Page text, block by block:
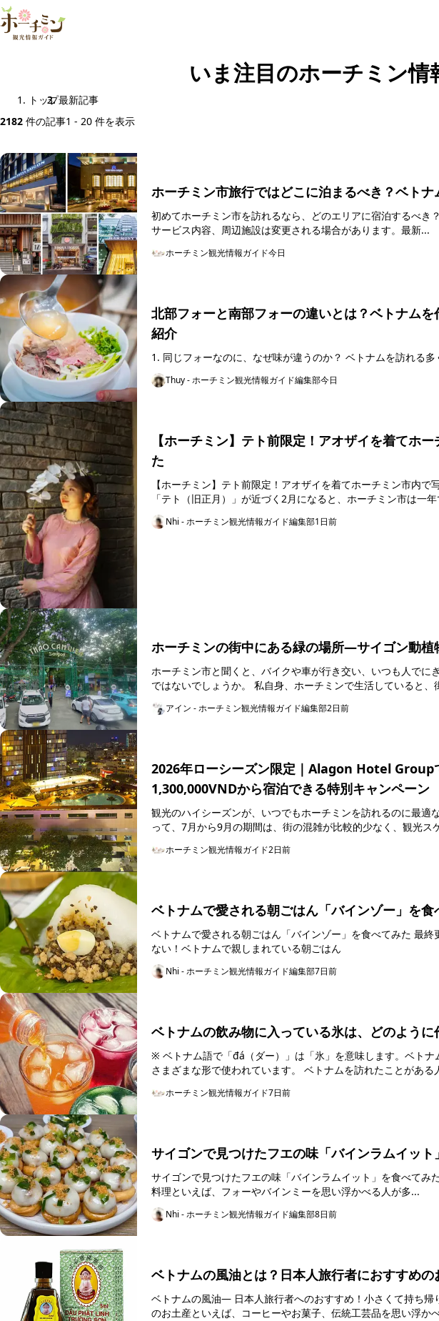
いま注目のホーチミン情
トップ最新記事
2182 件の記事1 - 20 件を表示
ホーチミン市旅行ではどこに泊まるべき？ベト
初めてホーチミン市を訪れるなら、どのエリアに宿泊するべき？ ※情報更新日：2026年8月 ホテル料金や
サービス内容、周辺施設は変更される場合があります。最新...
ホーチミン観光情報ガイド今日
北部フォーと南部フォーの違いとは？ベトナム
紹介
1. 同じフォーなのに、なぜ味が違
Thuy - ホーチミン観光情報ガイド編集部今日
【ホーチミン】テト前限定！アオザイを着てホ
た
【ホーチミン】テト前限定！アオザイを着てホーチミン市内で写真撮影をして
「テト（旧正月）」が近づく2月になると、ホーチミン市は一
ちこちに...
Nhi - ホーチミン観光情報ガイド編集部1日前
ホーチミンの街中にある緑の場所―サイゴン動植
ホーチミン市と聞くと、バイクや車が行き交い、いつも人でに
ではないでしょうか。 私自身、ホーチミンで生活
アイン - ホーチミン観光情報ガイド編集部2日前
2026年ローシーズン限定｜Alagon Hotel Group
1,300,000VNDから宿泊できる特別キャンペーン
観光のハイシーズンが、いつでもホーチミンを訪れるのに最適
って、7月から9月の期間は、街の混雑が比較的少なく、観光ス
ホーチミン観光情報ガイド2日前
ベトナムで愛される朝ごはん「バインゾー」を食
ベトナムで愛される朝ごはん「バインゾー」を食べてみた 最終更新日：2026年7月31日 フォーだけじゃ
ない！ベトナムで親しまれている朝ごはん
Nhi - ホーチミン観光情報ガイド編集部7日前
ベトナムの飲み物に入っている氷は、どのように
※ ベトナム語で「đá（ダー）」は「氷」を意味します。ベト
さまざまな形で使われています。 ベトナムを訪れたことがある人なら、さまざまな飲み物に氷が入ってい
ホーチミン観光情報ガイド7日前
サイゴンで見つけたフエの味「バインラムイット
サイゴンで見つけたフエの味「バインラムイット」を食べてみた 最
料理といえば、フォーやバインミーを思い浮かべる人が多...
Nhi - ホーチミン観光情報ガイド編集部8日前
ベトナムの風油とは？日本人旅行者におすすめの
ベトナムの風油― 日本人旅行者へのおすすめ！小さくて持ち帰りや
のお土産といえば、コーヒーやお菓子、伝統工芸品を思い浮か